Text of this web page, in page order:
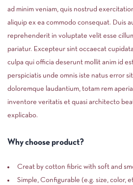
ad minim veniam, quis nostrud
aliquip ex ea commodo consequat. Duis
reprehenderit in voluptate velit esse
pariatur. Excepteur sint occaecat
culpa qui officia deserunt mollit anim id
perspiciatis unde omnis iste natus error
doloremque laudantium, totam rem
inventore veritatis et quasi architecto
explicabo.
Why choose product?
Creat by cotton fibric with soft and
Simple, Configurable (e.g. size, color,